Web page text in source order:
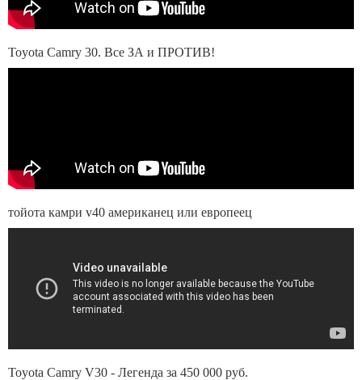
Toyota Camry 30. Все ЗА и ПРОТИВ!
тойота камри v40 американец или европеец
Toyota Camry V30 - Легенда за 450 000 руб.